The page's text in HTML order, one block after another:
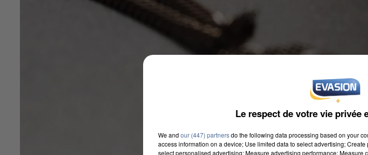
Le respect de votre vie privée
We and our (447) partnersdo the following data processing based on your
access information on a device; Use limited data to select advertising;
select personalised advertising; Measure advertising performance; Measure